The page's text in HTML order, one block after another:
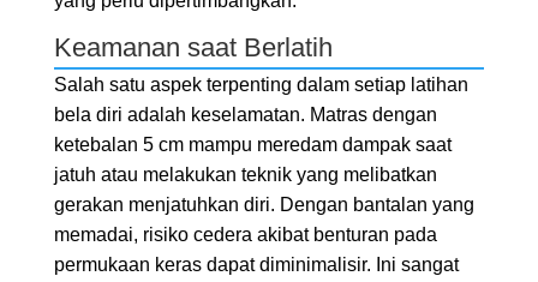
Keamanan saat Berlatih
Salah satu aspek terpenting dalam setiap latihan
bela diri adalah keselamatan. Matras dengan
ketebalan 5 cm mampu meredam dampak saat
jatuh atau melakukan teknik yang melibatkan
gerakan menjatuhkan diri. Dengan bantalan yang
memadai, risiko cedera akibat benturan pada
permukaan keras dapat diminimalisir. Ini sangat